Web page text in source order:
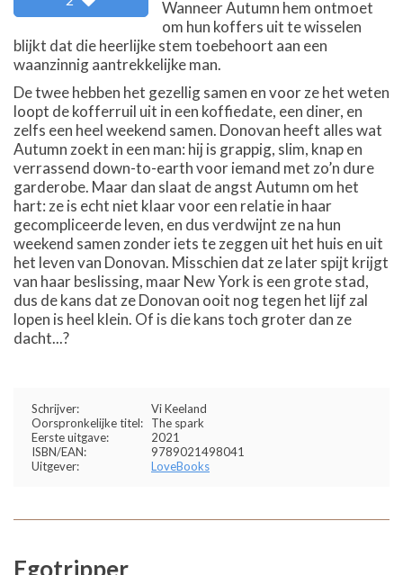
Wanneer Autumn hem ontmoet
om hun koffers uit te wisselen
blijkt dat die heerlijke stem toebehoort aan een
waanzinnig aantrekkelijke man.
De twee hebben het gezellig samen en voor ze het weten
loopt de kofferruil uit in een koffiedate, een diner, en
zelfs een heel weekend samen. Donovan heeft alles wat
Autumn zoekt in een man: hij is grappig, slim, knap en
verrassend down-to-earth voor iemand met zo’n dure
garderobe. Maar dan slaat de angst Autumn om het
hart: ze is echt niet klaar voor een relatie in haar
gecompliceerde leven, en dus verdwijnt ze na hun
weekend samen zonder iets te zeggen uit het huis en uit
het leven van Donovan. Misschien dat ze later spijt krijgt
van haar beslissing, maar New York is een grote stad,
dus de kans dat ze Donovan ooit nog tegen het lijf zal
lopen is heel klein. Of is die kans toch groter dan ze
dacht...?
Schrijver:
Vi Keeland
Oorspronkelijke titel:
The spark
Eerste uitgave:
2021
ISBN/EAN:
9789021498041
Uitgever:
LoveBooks
Egotripper